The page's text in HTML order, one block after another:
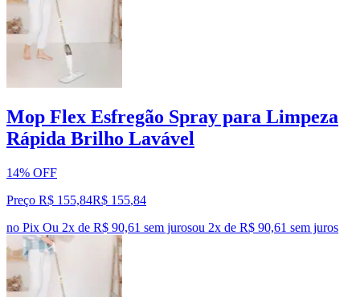
Mop Flex Esfregão Spray para Limpeza
Rápida Brilho Lavável
14% OFF
Preço R$ 155,84R$ 155,84
no Pix Ou 2x de R$ 90,61 sem jurosou 2x de R$ 90,61 sem juros